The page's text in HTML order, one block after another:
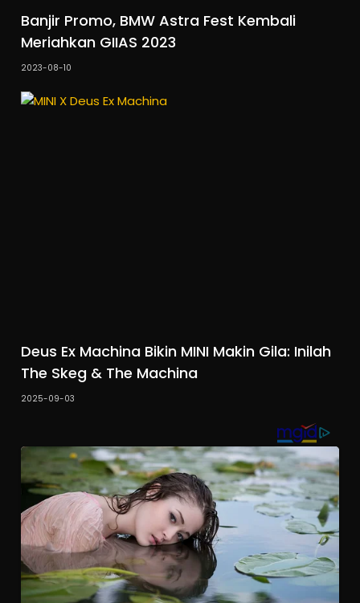
Banjir Promo, BMW Astra Fest Kembali
Meriahkan GIIAS 2023
2023-08-10
Deus Ex Machina Bikin MINI Makin Gila: Inilah
The Skeg & The Machina
2025-09-03